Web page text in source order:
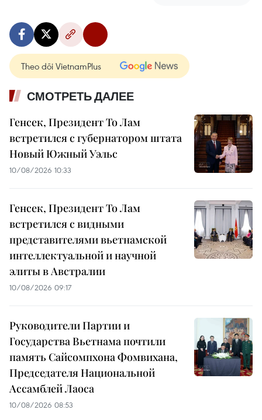
Theo dõi VietnamPlus
СМОТРЕТЬ ДАЛЕЕ
Генсек, Президент То Лам
встретился с губернатором штата
Новый Южный Уэльс
10/08/2026 10:33
Генсек, Президент То Лам
встретился с видными
представителями вьетнамской
интеллектуальной и научной
элиты в Австралии
10/08/2026 09:17
Руководители Партии и
Государства Вьетнама почтили
память Сайсомпхона Фомвихана,
Председателя Национальной
Ассамблей Лаоса
10/08/2026 08:53